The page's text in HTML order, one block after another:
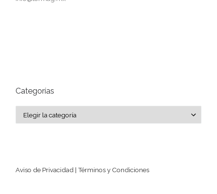
Categorías
Aviso de Privacidad | Términos y Condiciones